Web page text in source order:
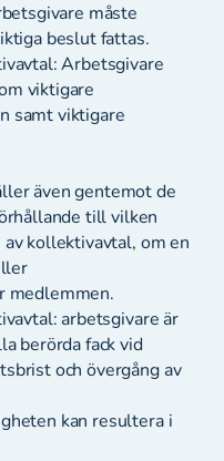
måste
beslut fattas.
Arbetsgivare
viktigare
samt viktigare
även gentemot de
till vilken
kollektivavtal, om en
medlemmen.
arbetsgivare är
berörda fack vid
och övergång av
kan resultera i